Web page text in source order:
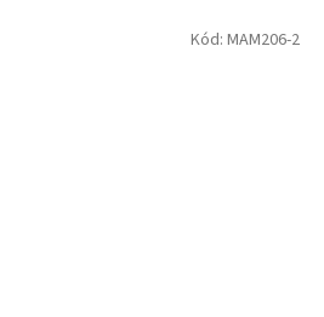
Kód: MAM206-2